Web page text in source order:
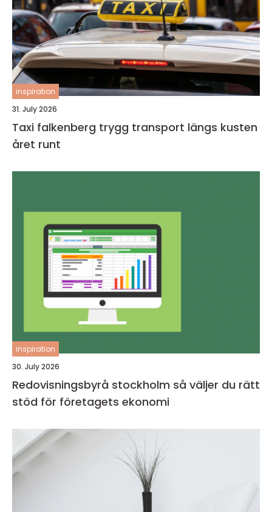
inspiration
31. July 2026
Taxi falkenberg trygg transport längs kusten
året runt
inspiration
30. July 2026
Redovisningsbyrå stockholm så väljer du rätt
stöd för företagets ekonomi